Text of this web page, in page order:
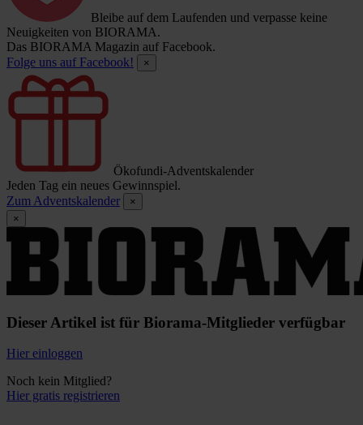
Bleibe auf dem Laufenden und verpasse keine
Neuigkeiten von BIORAMA.
Das BIORAMA Magazin auf Facebook.
Folge uns auf Facebook!
×
Ökofundi-Adventskalender
Jeden Tag ein neues Gewinnspiel.
Zum Adventskalender
×
×
Dieser Artikel ist für Biorama-Mitglieder verfügbar
Hier einloggen
Noch kein Mitglied?
Hier gratis registrieren